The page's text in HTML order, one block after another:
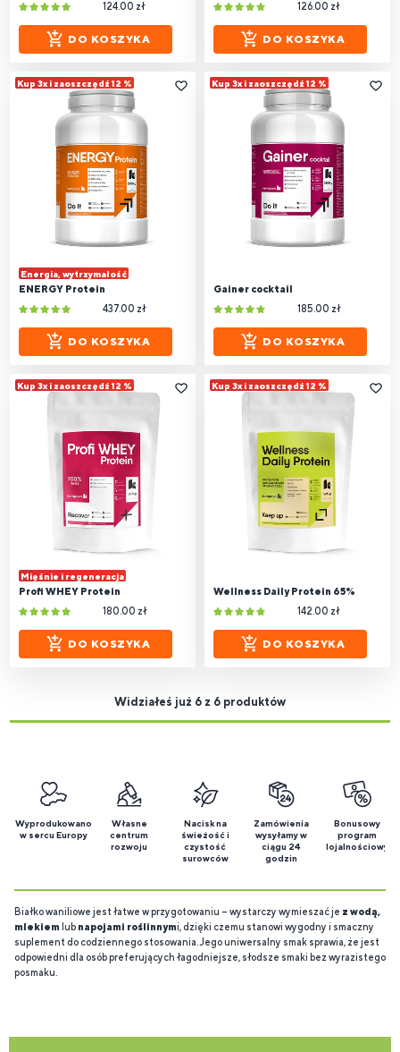
124.00 zł
DO KOSZYKA
126.00 zł
DO KOSZYKA
Kup 3x i zaoszczędź 12 %
Energia, wytrzymałość
ENERGY Protein
437.00 zł
DO KOSZYKA
Kup 3x i zaoszczędź 12 %
Gainer cocktail
185.00 zł
DO KOSZYKA
Kup 3x i zaoszczędź 12 %
Mięśnie i regeneracja
Profi WHEY Protein
180.00 zł
DO KOSZYKA
Kup 3x i zaoszczędź 12 %
Wellness Daily Protein 65%
142.00 zł
DO KOSZYKA
Widziałeś już 6 z 6 produktów
Wyprodukowano
w sercu Europy
Własne
centrum
rozwoju
Nacisk na
świeżość i
czystość
surowców
Zamówienia
wysyłamy w
ciągu 24
godzin
Bonusowy
program
lojalnościowy
Białko waniliowe jest łatwe w przygotowaniu – wystarczy wymieszać je z wodą,
mlekiem lub napojami roślinnymi, dzięki czemu stanowi wygodny i smaczny
suplement do codziennego stosowania. Jego uniwersalny smak sprawia, że jest
odpowiedni dla osób preferujących łagodniejsze, słodsze smaki bez wyrazistego
posmaku.